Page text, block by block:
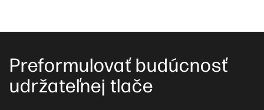
Preformulovať budúcnosť
udržateľnej tlače